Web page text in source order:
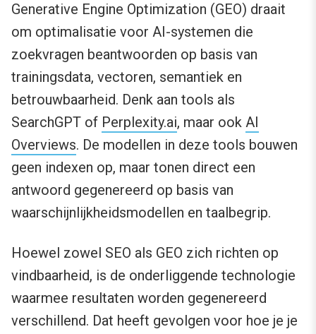
Generative Engine Optimization (GEO) draait
om optimalisatie voor AI-systemen die
zoekvragen beantwoorden op basis van
trainingsdata, vectoren, semantiek en
betrouwbaarheid. Denk aan tools als
SearchGPT of Perplexity.ai, maar ook AI
Overviews. De modellen in deze tools bouwen
geen indexen op, maar tonen direct een
antwoord gegenereerd op basis van
waarschijnlijkheidsmodellen en taalbegrip.
Hoewel zowel SEO als GEO zich richten op
vindbaarheid, is de onderliggende technologie
waarmee resultaten worden gegenereerd
verschillend. Dat heeft gevolgen voor hoe je je